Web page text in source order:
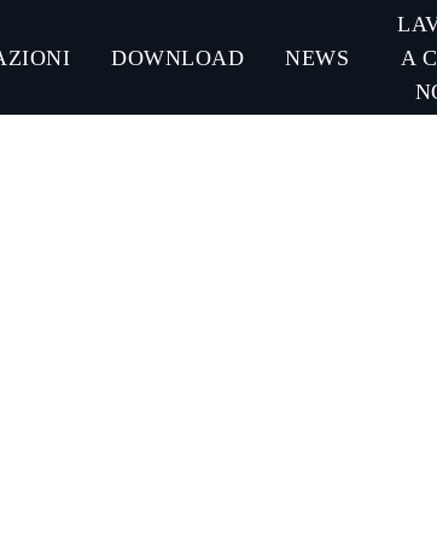
DOWNLOAD NEWS
A